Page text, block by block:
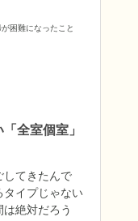
困難になったこと
全室個室」
てきたんで
イプじゃない
絶対だろう